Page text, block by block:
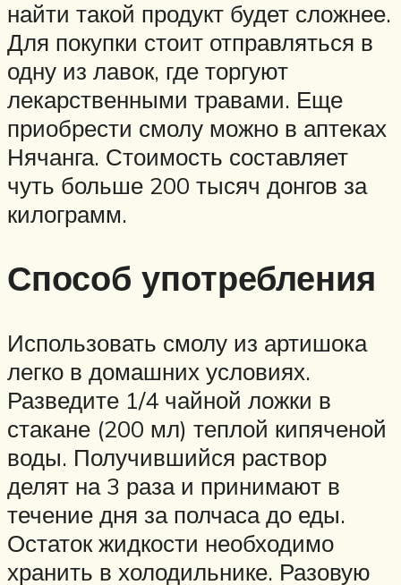
найти такой продукт будет сложнее.
Для покупки стоит отправляться в
одну из лавок, где торгуют
лекарственными травами. Еще
приобрести смолу можно в аптеках
Нячанга. Стоимость составляет
чуть больше 200 тысяч донгов за
килограмм.
Способ употребления
Использовать смолу из артишока
легко в домашних условиях.
Разведите 1/4 чайной ложки в
стакане (200 мл) теплой кипяченой
воды. Получившийся раствор
делят на 3 раза и принимают в
течение дня за полчаса до еды.
Остаток жидкости необходимо
хранить в холодильнике. Разовую